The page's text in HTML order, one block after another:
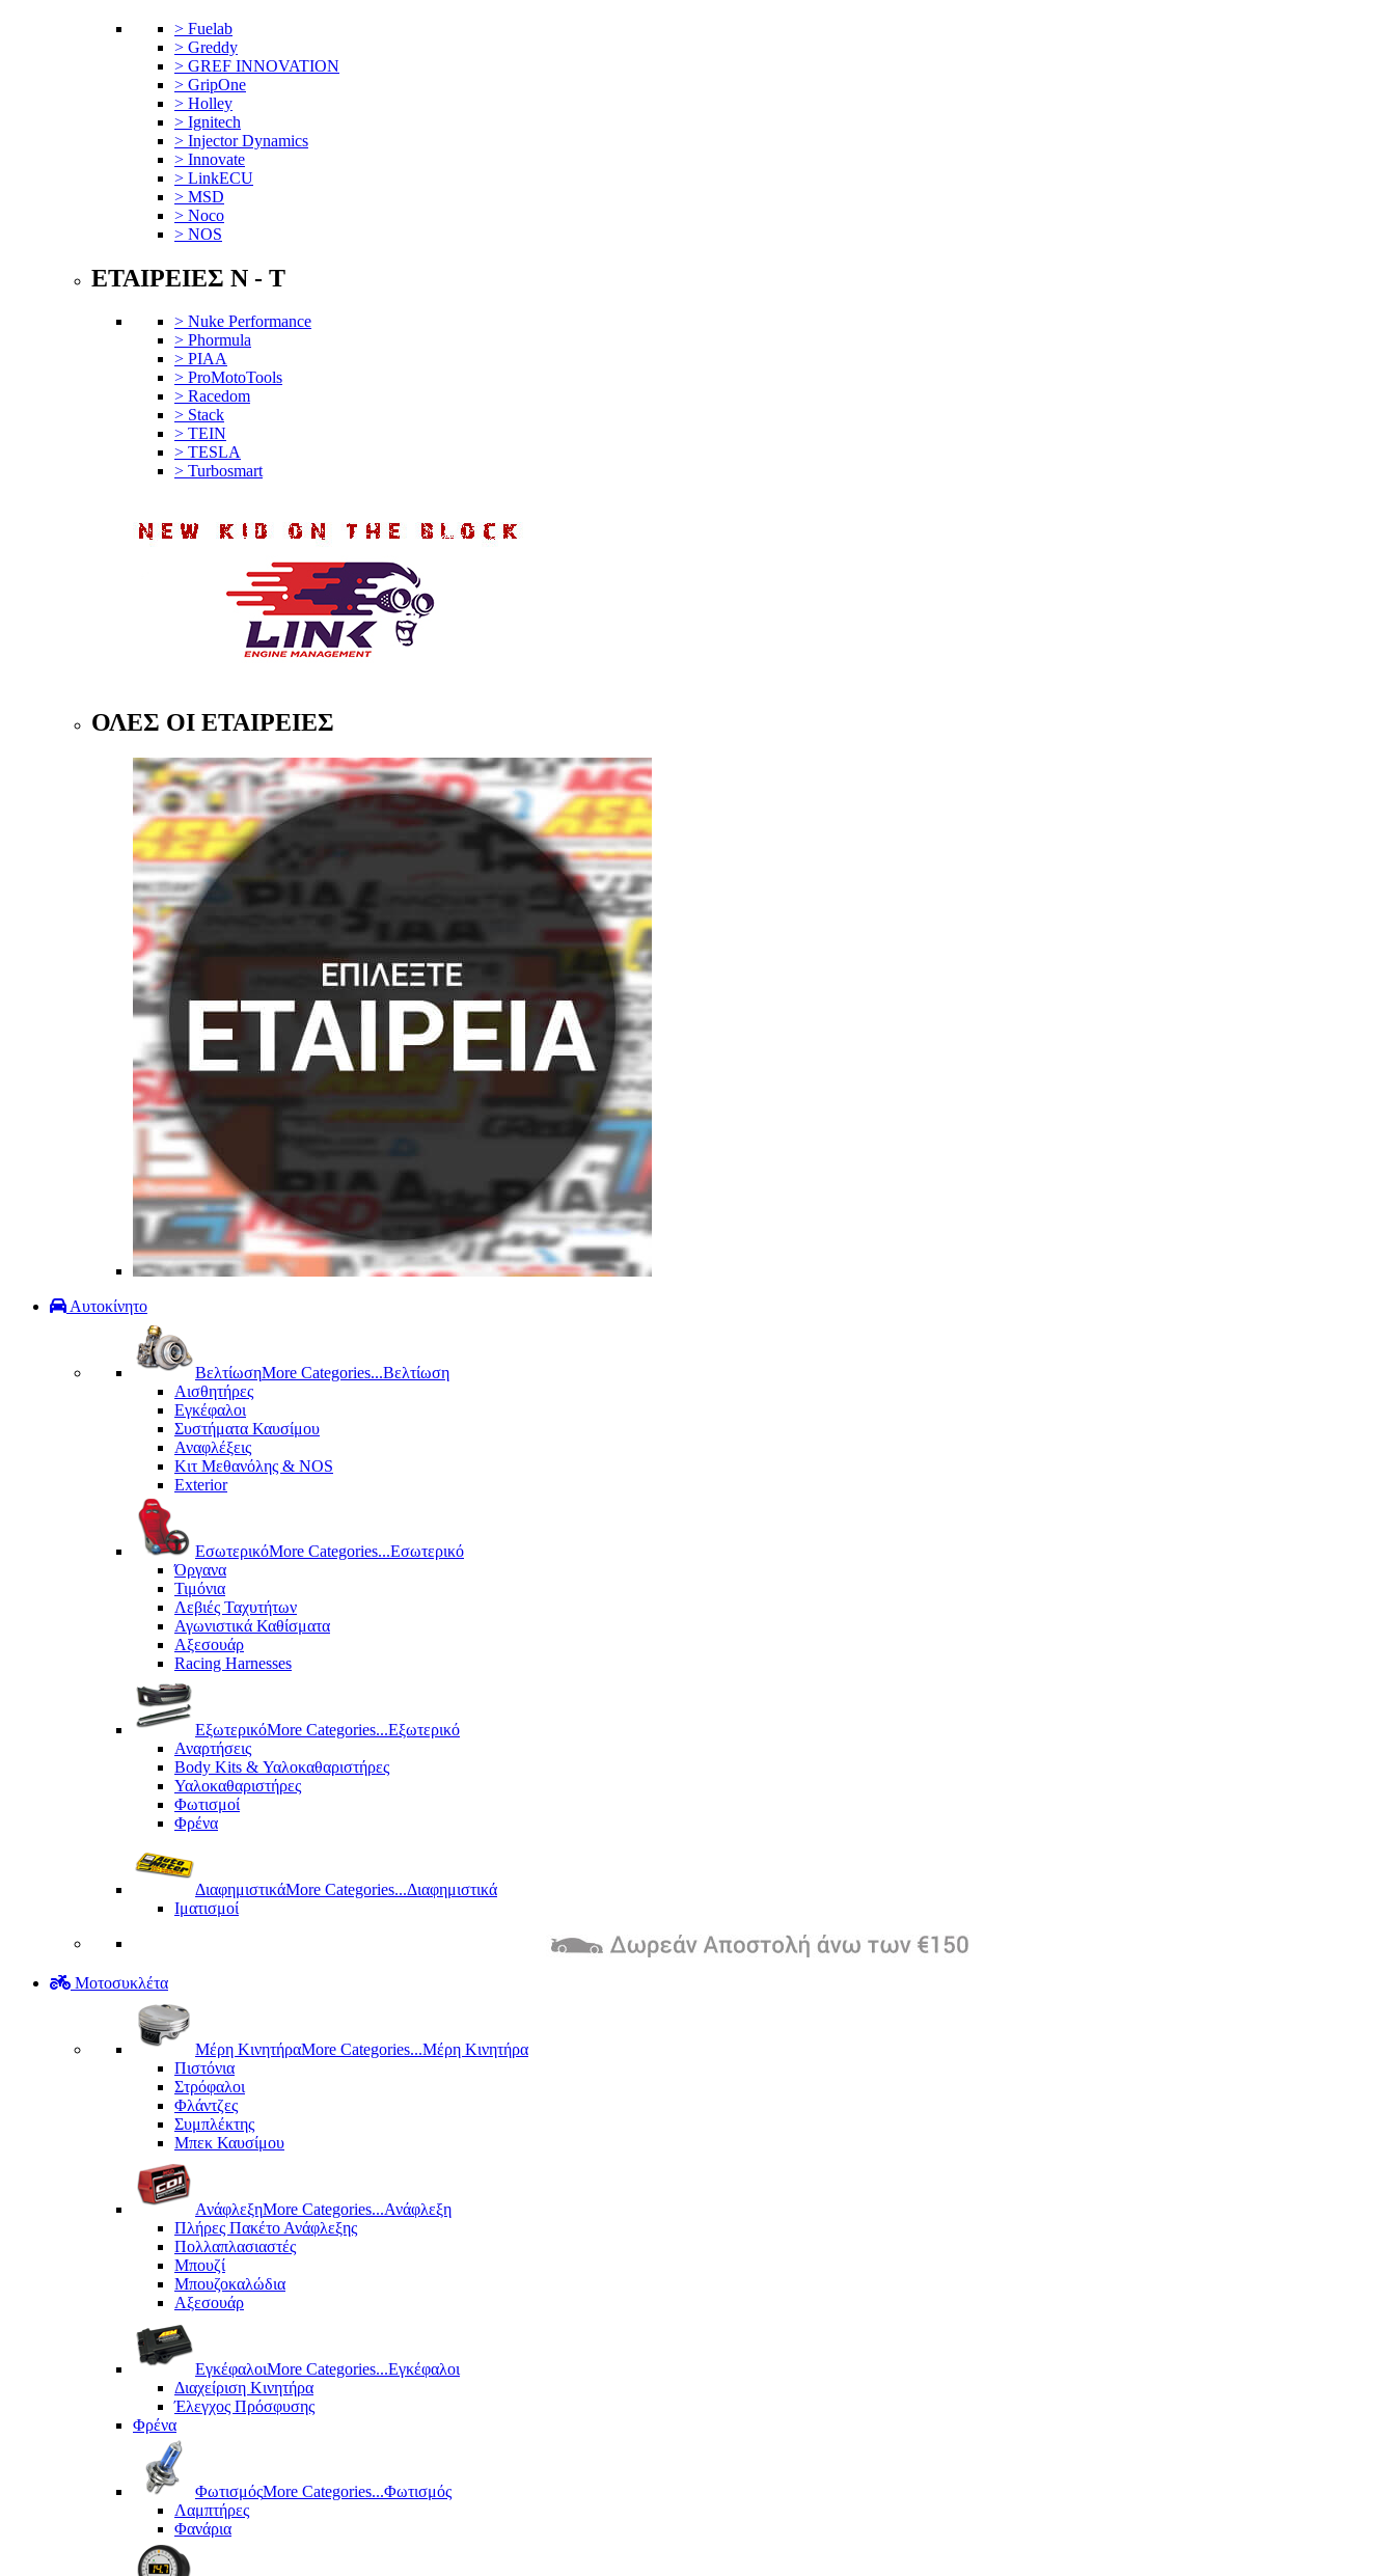
> Fuelab
> Greddy
> GREF INNOVATION
> GripOne
> Holley
> Ignitech
> Injector Dynamics
> Innovate
> LinkECU
> MSD
> Noco
> NOS
ΕΤΑΙΡΕΙΕΣ N - T
> Nuke Performance
> Phormula
> PIAA
> ProMotoTools
> Racedom
> Stack
> TEIN
> TESLA
> Turbosmart
ΟΛΕΣ ΟΙ ΕΤΑΙΡΕΙΕΣ
Αυτοκίνητο
ΒελτίωσηMore Categories...Βελτίωση
Αισθητήρες
Εγκέφαλοι
Συστήματα Καυσίμου
Αναφλέξεις
Κιτ Μεθανόλης & ΝΟS
Exterior
ΕσωτερικόMore Categories...Εσωτερικό
Όργανα
Τιμόνια
Λεβιές Ταχυτήτων
Αγωνιστικά Καθίσματα
Αξεσουάρ
Racing Harnesses
ΕξωτερικόMore Categories...Εξωτερικό
Αναρτήσεις
Body Kits & Υαλοκαθαριστήρες
Υαλοκαθαριστήρες
Φωτισμοί
Φρένα
ΔιαφημιστικάMore Categories...Διαφημιστικά
Ιματισμοί
Μοτοσυκλέτα
Μέρη KινητήραMore Categories...Μέρη Kινητήρα
Πιστόνια
Στρόφαλοι
Φλάντζες
Συμπλέκτης
Μπεκ Καυσίμου
ΑνάφλεξηMore Categories...Ανάφλεξη
Πλήρες Πακέτο Ανάφλεξης
Πολλαπλασιαστές
Μπουζί
Μπουζοκαλώδια
Αξεσουάρ
ΕγκέφαλοιMore Categories...Εγκέφαλοι
Διαχείριση Κινητήρα
Έλεγχος Πρόσφυσης
Φρένα
ΦωτισμόςMore Categories...Φωτισμός
Λαμπτήρες
Φανάρια